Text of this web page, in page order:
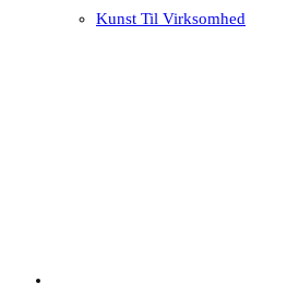
Kunst Til Virksomhed